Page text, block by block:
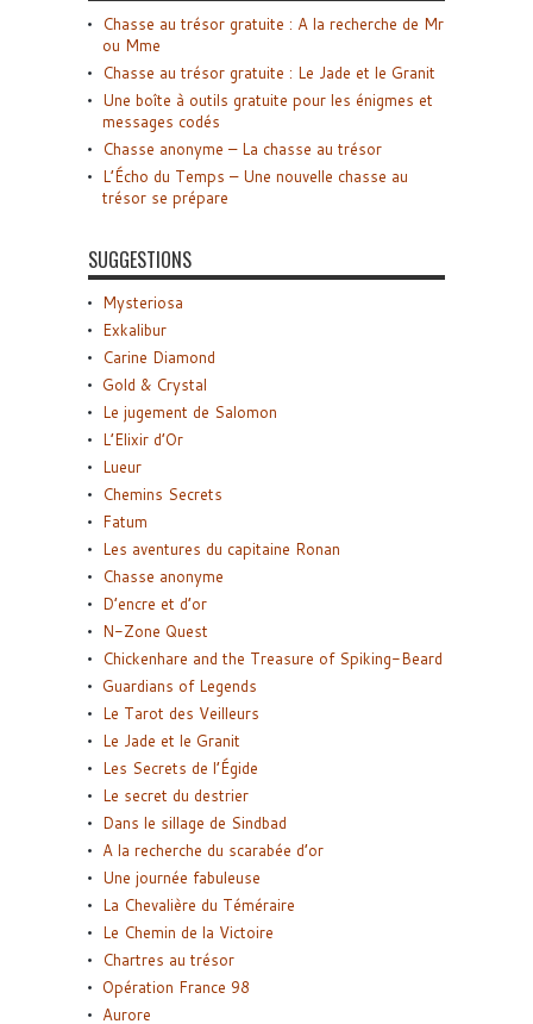
Chasse au trésor gratuite : A la recherche de Mr
ou Mme
Chasse au trésor gratuite : Le Jade et le Granit
Une boîte à outils gratuite pour les énigmes et
messages codés
Chasse anonyme – La chasse au trésor
L’Écho du Temps – Une nouvelle chasse au
trésor se prépare
SUGGESTIONS
Mysteriosa
Exkalibur
Carine Diamond
Gold & Crystal
Le jugement de Salomon
L’Elixir d’Or
Lueur
Chemins Secrets
Fatum
Les aventures du capitaine Ronan
Chasse anonyme
D’encre et d’or
N-Zone Quest
Chickenhare and the Treasure of Spiking-Beard
Guardians of Legends
Le Tarot des Veilleurs
Le Jade et le Granit
Les Secrets de l’Égide
Le secret du destrier
Dans le sillage de Sindbad
A la recherche du scarabée d’or
Une journée fabuleuse
La Chevalière du Téméraire
Le Chemin de la Victoire
Chartres au trésor
Opération France 98
Aurore